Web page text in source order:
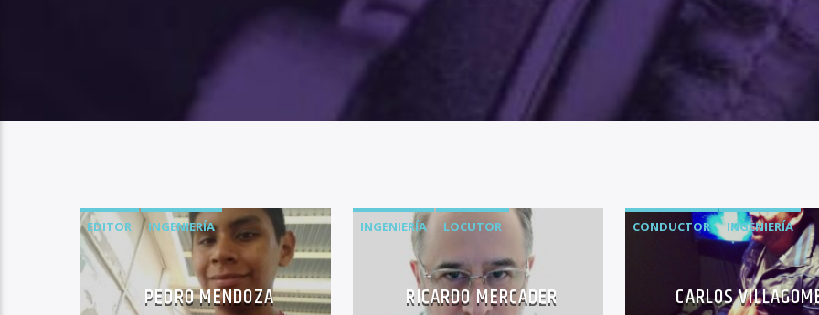
EDITOR INGENIERÍA
PEDRO MENDOZA
INGENIERÍA LOCUTOR
RICARDO MERCADER
CONDUCTOR
INGENIERÍA
CARLOS